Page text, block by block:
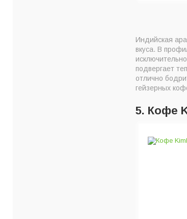
Индийская
вкуса. В
подвергает
отлично
гейзерных
5. Кофе